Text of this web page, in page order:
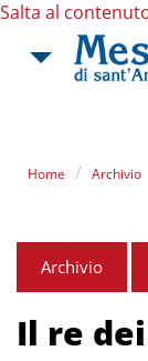
Salta al
Home Archivio
Archivio
Il re